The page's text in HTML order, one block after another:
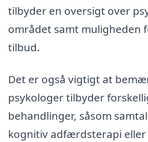
tilbyder en oversigt over
området samt muligheden
tilbud.
Det er også vigtigt at
psykologer tilbyder
behandlinger, såsom
kognitiv adfærdsterapi eller